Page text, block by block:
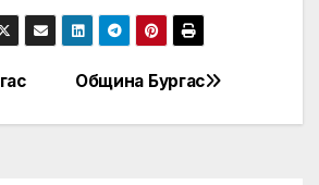
Община Бургас